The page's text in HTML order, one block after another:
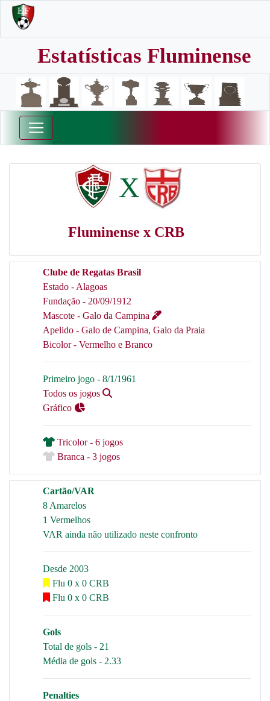
Estatísticas Fluminense
X
Fluminense x CRB
Clube de Regatas Brasil
Estado - Alagoas
Fundação - 20/09/1912
Mascote - Galo da Campina
Apelido - Galo de Campina, Galo da Praia
Bicolor - Vermelho e Branco
Primeiro jogo - 8/1/1961
Todos os jogos
Gráfico
Tricolor - 6 jogos
Branca - 3 jogos
Cartão/VAR
8 Amarelos
1 Vermelhos
VAR ainda não utilizado neste confronto
Desde 2003
Flu 0 x 0 CRB
Flu 0 x 0 CRB
Gols
Total de gols - 21
Média de gols - 2.33
Penalties